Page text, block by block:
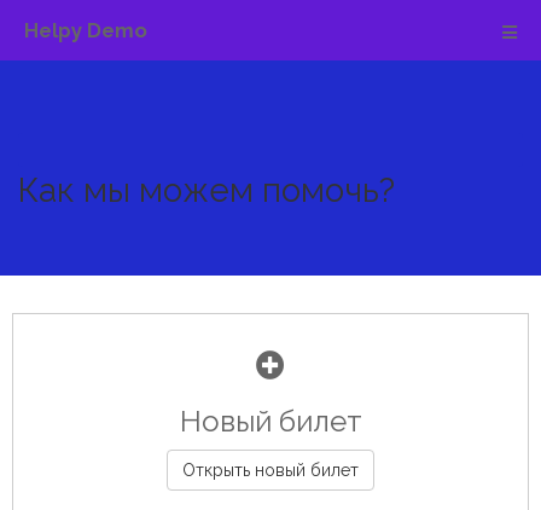
Helpy Demo
Как мы можем помочь?
Новый билет
Открыть новый билет